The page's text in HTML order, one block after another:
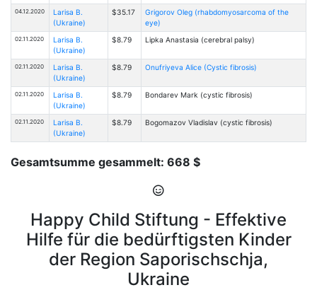
04.12.2020
Larisa B.
(Ukraine)
$35.17
Grigorov Oleg (rhabdomyosarcoma of the
eye)
02.11.2020
Larisa B.
(Ukraine)
$8.79 Lipka Anastasia (cerebral palsy)
02.11.2020
Larisa B.
(Ukraine)
$8.79 Onufriyeva Alice (Cystic fibrosis)
02.11.2020
Larisa B.
(Ukraine)
$8.79 Bondarev Mark (cystic fibrosis)
02.11.2020
Larisa B.
(Ukraine)
$8.79 Bogomazov Vladislav (cystic fibrosis)
Gesamtsumme gesammelt: 668 $
Happy Child Stiftung - Effektive
Hilfe für die bedürftigsten Kinder
der Region Saporischschja,
Ukraine